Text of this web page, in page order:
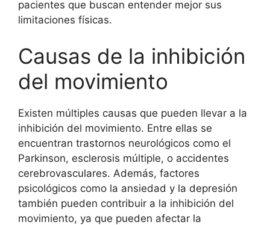
pacientes que buscan entender mejor sus
limitaciones físicas.
Causas de la inhibición
del movimiento
Existen múltiples causas que pueden llevar a la
inhibición del movimiento. Entre ellas se
encuentran trastornos neurológicos como el
Parkinson, esclerosis múltiple, o accidentes
cerebrovasculares. Además, factores
psicológicos como la ansiedad y la depresión
también pueden contribuir a la inhibición del
movimiento, ya que pueden afectar la